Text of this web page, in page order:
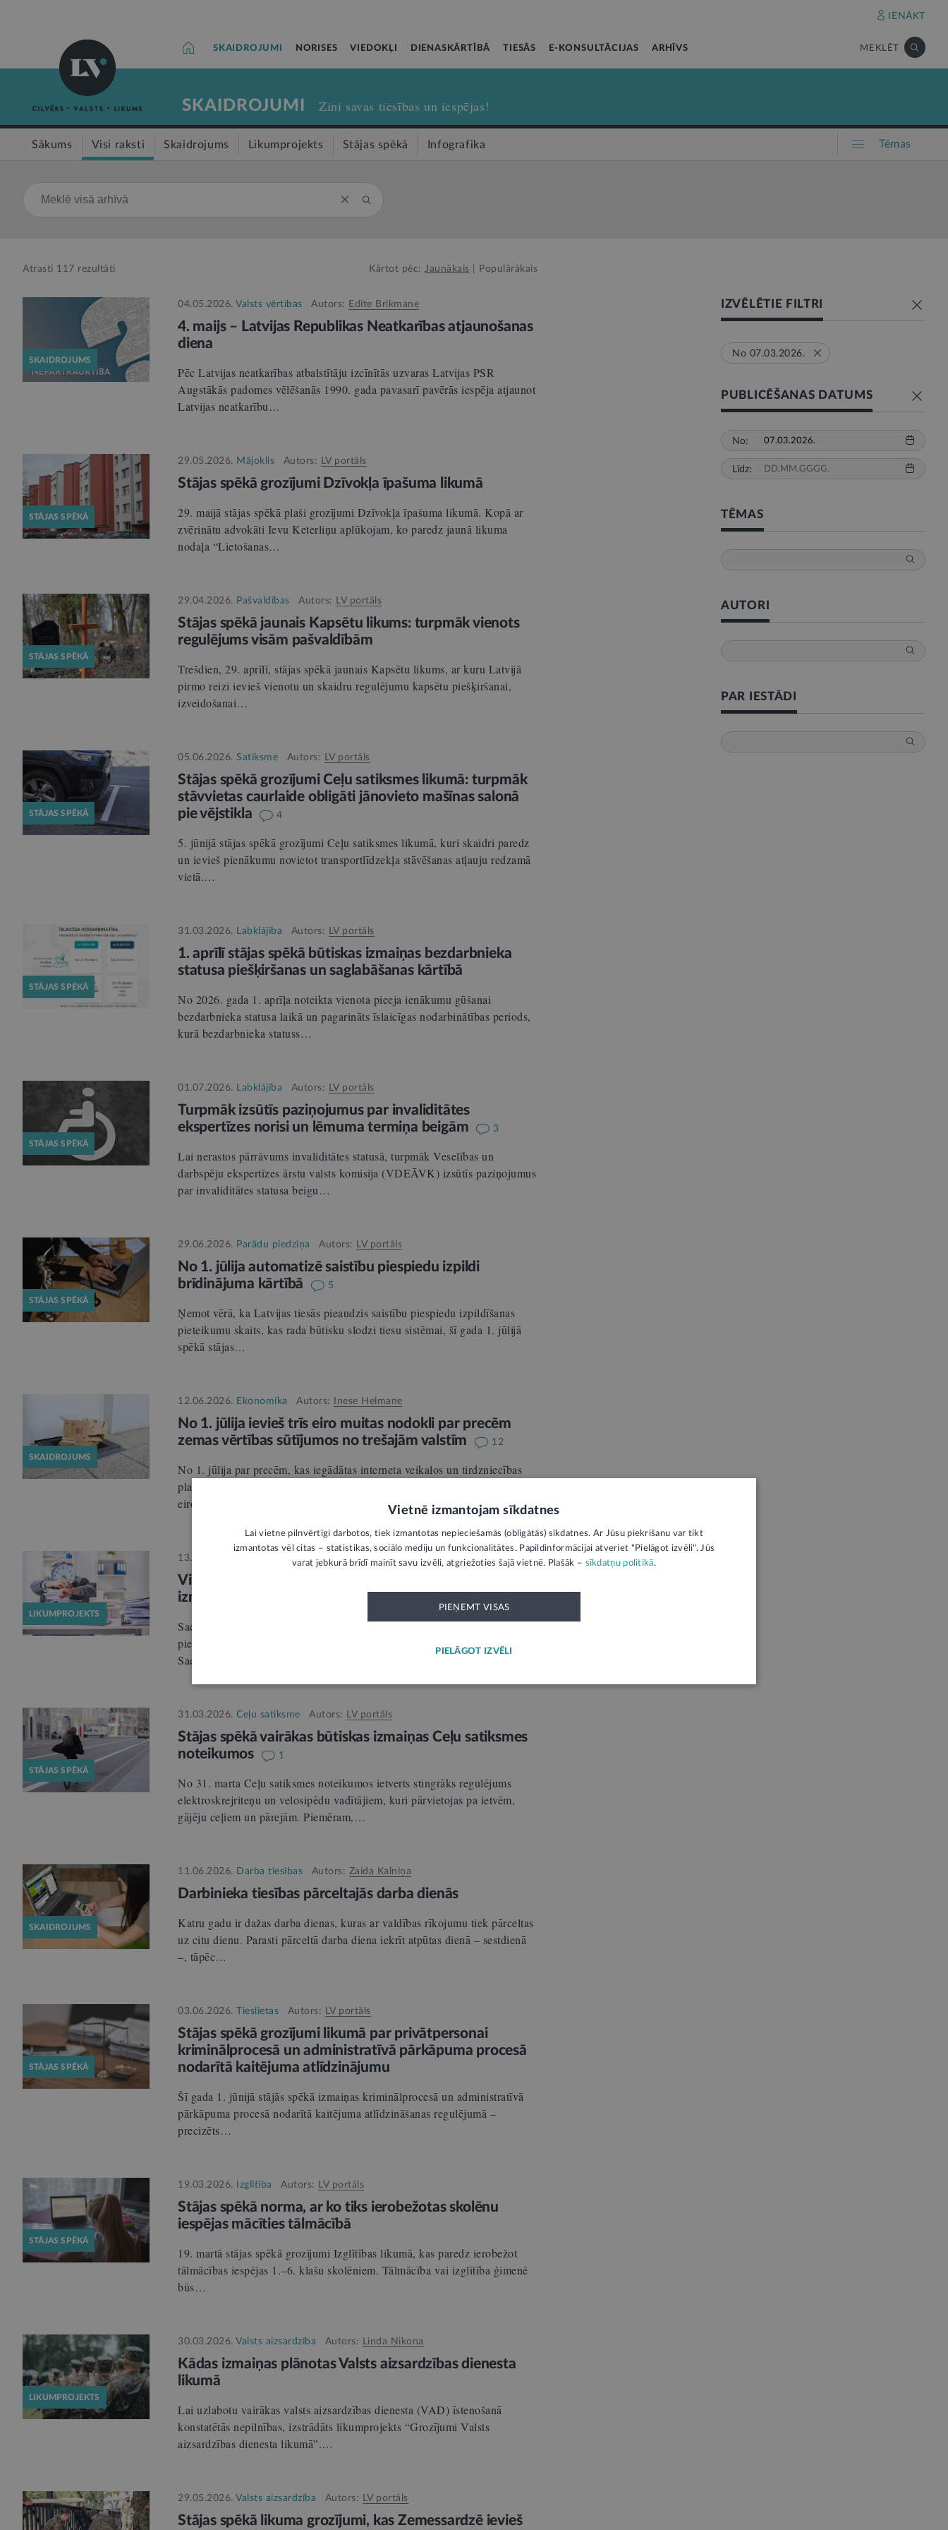
IENĀKT
SKAIDROJUMI NORISES VIEDOKĻI DIENASKĀRTĪBĀ TIESĀS E-KONSULTĀCIJAS ARHĪVS MEKLĒT
SKAIDROJUMI Zini savas tiesības un iespējas!
Sākums Visi raksti Skaidrojums Likumprojekts Stājas spēkā Infografika Tēmas
Atrasti 117 rezultāti Kārtot pēc: Jaunākais Populārākais
SKAIDROJUMS
04.05.2026. Valsts vērtības Autors: Edīte Brikmane
4. maijs – Latvijas Republikas Neatkarības atjaunošanas
diena
Pēc Latvijas neatkarības atbalstītāju izcīnītās uzvaras Latvijas PSR
Augstākās padomes vēlēšanās 1990. gada pavasarī pavērās iespēja atjaunot
Latvijas neatkarību…
STĀJAS SPĒKĀ
29.05.2026. Mājoklis Autors: LV portāls
Stājas spēkā grozījumi Dzīvokļa īpašuma likumā
29. maijā stājas spēkā plaši grozījumi Dzīvokļa īpašuma likumā. Kopā ar
zvērinātu advokāti Ievu Keterliņu aplūkojam, ko paredz jaunā likuma
nodaļa “Lietošanas…
STĀJAS SPĒKĀ
29.04.2026. Pašvaldības Autors: LV portāls
Stājas spēkā jaunais Kapsētu likums: turpmāk vienots
regulējums visām pašvaldībām
Trešdien, 29. aprīlī, stājas spēkā jaunais Kapsētu likums, ar kuru Latvijā
pirmo reizi ievieš vienotu un skaidru regulējumu kapsētu piešķiršanai,
izveidošanai…
STĀJAS SPĒKĀ
05.06.2026. Satiksme Autors: LV portāls
Stājas spēkā grozījumi Ceļu satiksmes likumā: turpmāk
stāvvietas caurlaide obligāti jānovieto mašīnas salonā
pie vējstikla
4
5. jūnijā stājas spēkā grozījumi Ceļu satiksmes likumā, kuri skaidri paredz
un ievieš pienākumu novietot transportlīdzekļa stāvēšanas atļauju redzamā
vietā.…
STĀJAS SPĒKĀ
31.03.2026. Labklājība Autors: LV portāls
1. aprīlī stājas spēkā būtiskas izmaiņas bezdarbnieka
statusa piešķiršanas un saglabāšanas kārtībā
No 2026. gada 1. aprīļa noteikta vienota pieeja ienākumu gūšanai
bezdarbnieka statusa laikā un pagarināts īslaicīgas nodarbinātības periods,
kurā bezdarbnieka statuss…
STĀJAS SPĒKĀ
01.07.2026. Labklājība Autors: LV portāls
Turpmāk izsūtīs paziņojumus par invaliditātes
ekspertīzes norisi un lēmuma termiņa beigām
3
Lai nerastos pārrāvums invaliditātes statusā, turpmāk Veselības un
darbspēju ekspertīzes ārstu valsts komisija (VDEĀVK) izsūtīs paziņojumus
par invaliditātes statusa beigu…
STĀJAS SPĒKĀ
29.06.2026. Parādu piedziņa Autors: LV portāls
No 1. jūlija automatizē saistību piespiedu izpildi
brīdinājuma kārtībā
5
Ņemot vērā, ka Latvijas tiesās pieaudzis saistību piespiedu izpildīšanas
pieteikumu skaits, kas rada būtisku slodzi tiesu sistēmai, šī gada 1. jūlijā
spēkā stājas…
SKAIDROJUMS
12.06.2026. Ekonomika Autors: Inese Helmane
No 1. jūlija ievieš trīs eiro muitas nodokli par precēm
zemas vērtības sūtījumos no trešajām valstīm
12
No 1. jūlija par precēm, kas iegādātas interneta veikalos un tirdzniecības
platformās ārpus Eiropas Savienības, būs jāmaksā muitas nodoklis – trīs
eiro par katru preču…
LIKUMPROJEKTS
13.03.2026. Autors: Zaida Kalniņa
Virsstundu un darba svētku dienā apmaksas regulējuma
izmaiņas raisa plašu rezonansi
Saeimas Sociālo un darba lietu komisijā jau otro mēnesi norit aktīvs darbs
pie likumprojekta “Grozījumi Darba likumā”, lai to virzītu izskatīšanai
Saeimas…
STĀJAS SPĒKĀ
31.03.2026. Ceļu satiksme Autors: LV portāls
Stājas spēkā vairākas būtiskas izmaiņas Ceļu satiksmes
noteikumos
1
No 31. marta Ceļu satiksmes noteikumos ietverts stingrāks regulējums
elektroskrejriteņu un velosipēdu vadītājiem, kuri pārvietojas pa ietvēm,
gājēju ceļiem un pārejām. Piemēram,…
SKAIDROJUMS
11.06.2026. Darba tiesības Autors: Zaida Kalniņa
Darbinieka tiesības pārceltajās darba dienās
Katru gadu ir dažas darba dienas, kuras ar valdības rīkojumu tiek pārceltas
uz citu dienu. Parasti pārceltā darba diena iekrīt atpūtas dienā – sestdienā
–, tāpēc…
STĀJAS SPĒKĀ
03.06.2026. Tieslietas Autors: LV portāls
Stājas spēkā grozījumi likumā par privātpersonai
kriminālprocesā un administratīvā pārkāpuma procesā
nodarītā kaitējuma atlīdzinājumu
Šī gada 1. jūnijā stājās spēkā izmaiņas kriminālprocesā un administratīvā
pārkāpuma procesā nodarītā kaitējuma atlīdzināšanas regulējumā –
precizēts…
STĀJAS SPĒKĀ
19.03.2026. Izglītība Autors: LV portāls
Stājas spēkā norma, ar ko tiks ierobežotas skolēnu
iespējas mācīties tālmācībā
19. martā stājas spēkā grozījumi Izglītības likumā, kas paredz ierobežot
tālmācības iespējas 1.–6. klašu skolēniem. Tālmācība vai izglītība ģimenē
būs…
LIKUMPROJEKTS
30.03.2026. Valsts aizsardzība Autors: Linda Ņikona
Kādas izmaiņas plānotas Valsts aizsardzības dienesta
likumā
Lai uzlabotu vairākas valsts aizsardzības dienesta (VAD) īstenošanā
konstatētās nepilnības, izstrādāts likumprojekts “Grozījumi Valsts
aizsardzības dienesta likumā”.…
29.05.2026. Valsts aizsardzība Autors: LV portāls
Stājas spēkā likuma grozījumi, kas Zemessardzē ievieš
IZVĒLĒTIE FILTRI
No 07.03.2026.
PUBLICĒŠANAS DATUMS
No:
Līdz:
TĒMAS
AUTORI
PAR IESTĀDI
Vietnē izmantojam sīkdatnes
Lai vietne pilnvērtīgi darbotos, tiek izmantotas nepieciešamās (obligātās) sīkdatnes. Ar Jūsu piekrišanu var tikt
izmantotas vēl citas – statistikas, sociālo mediju un funkcionalitātes. Papildinformācijai atveriet "Pielāgot izvēli". Jūs
varat jebkurā brīdī mainīt savu izvēli, atgriežoties šajā vietnē. Plašāk – sīkdatņu politikā.
PIEŅEMT VISAS
PIELĀGOT IZVĒLI